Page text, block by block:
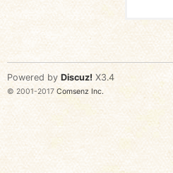
Powered by Discuz! X3.4
© 2001-2017 Comsenz Inc.